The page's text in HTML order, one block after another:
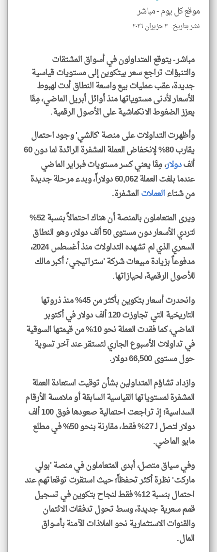
موقع كل يوم -مباشر
نشر بتاريخ: ٣ حزيران ٢٠٢٦
مباشر- يتوقع المتداولون في أسواق المشتقات
والتنبؤات تراجع سعر بيتكوين إلى مستويات قياسية
جديدة، عقب عمليات بيع واسعة النطاق أدت لهبوط
الأسعار لأدنى مستوياتها منذ أوائل أبريل الماضي، مِمَّا
يعزز الضغوط الانكماشية على الأصول الرقمية.
وأظهرت التداولات على منصة 'كالشي' وجود احتمال
يقارب 80% لإنخفاض العملة المشفرة الرائدة لما دون 60
ألفدولار، مِمَّا يعني كسر مستويات فبراير الماضي
عندما بلغت العملة 60,062 دولاراً، وبدء مرحلة جديدة
من شتاءالعملاتالمشفرة.
ويرى المتعاملون بالمنصة أن هناك احتمالاً بنسبة 52%
لتردي الأسعار دون مستوى 50 ألف دولار، وهو النطاق
السعري الذي لم تشهده التداولات منذ أغسطس 2024،
مدفوعاً بزيادة مبيعات شركة 'ستراتيجي'، أكبر مالك
للأصول الرقمية، لحيازاتها.
وانحدرت أسعار بتكوين بأكثر من 45% منذ ذروتها
التاريخية التي تجاوزت 120 ألف دولار في أكتوبر
الماضي، كما فقدت العملة نحو 10% من قيمتها السوقية
في تداولات الأسبوع الجاري لتستقر عند آخر تسوية
حول مستوى 66,500 دولار.
وازداد تشاؤم المتداولين بشأن توقيت استعادة العملة
المشفرة لمستوياتها القياسية السابقة أو ملامسة الأرقام
السداسية؛ إذ تراجعت احتمالية صعودها فوق 100 ألف
دولار لتصل لـ 27% فقط، مقارنة بنحو 50% في مطلع
مايو الماضي.
وفي سياق متصل، أبدى المتعاملون في منصة 'بولي
ماركت' نظرة أكثر تحفظاً؛ حيث استقرت توقعاتهم عند
احتمال بنسبة 12% فقط لنجاح بتكوين في تسجيل
قمم سعرية جديدة، وسط تحول تدفقات الائتمان
والقنوات الاستثمارية نحو الملاذات الآمنة بأسواق
المال.
klyoum.com